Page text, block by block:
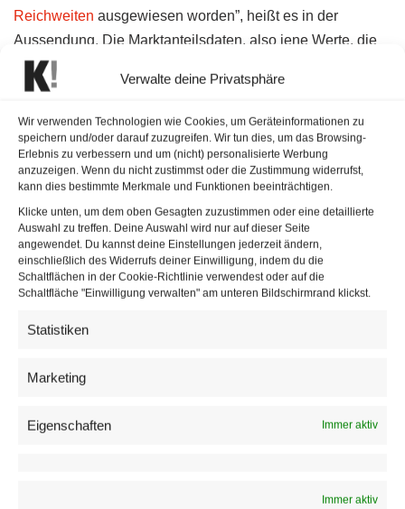
Verwalte deine Privatsphäre
Wir verwenden Technologien wie Cookies, um Geräteinformationen zu
speichern und/oder darauf zuzugreifen. Wir tun dies, um das Browsing-
Erlebnis zu verbessern und um (nicht) personalisierte Werbung
anzuzeigen. Wenn du nicht zustimmst oder die Zustimmung widerrufst,
kann dies bestimmte Merkmale und Funktionen beeinträchtigen.
Klicke unten, um dem oben Gesagten zuzustimmen oder eine detaillierte
Auswahl zu treffen. Deine Auswahl wird nur auf dieser Seite
angewendet. Du kannst deine Einstellungen jederzeit ändern,
einschließlich des Widerrufs deiner Einwilligung, indem du die
Schaltflächen in der Cookie-Richtlinie verwendest oder auf die
Schaltfläche "Einwilligung verwalten" am unteren Bildschirmrand klickst.
Statistiken
Marketing
Eigenschaften Immer aktiv
Immer aktiv
Reichweiten ausgewiesen worden”, heißt es in der
Aussendung. Die Marktanteilsdaten, also jene Werte, die
als Quoten bezeichnet werden, seien kaum betroffen.
Mehr Fernsehen geht nicht
Die konkreten Auswirkungen bis November 2019 seien
nicht mehr reproduzierbar, in den ersten Jahren (etwa bis
2017) seien die Abweichungen noch vernachlässigbar, so
die AGTT. Der über den Zeitverlauf ansteigende Fehler
wirke sich je nach Zielgruppe unterschiedlich aus. Im
Schnitt lägen die Abweichungen aber auch im Jahr 2020
unter fünf Prozent. Der bisher kommunizierte – auch
werden. Außerdem wurde ein
mit der